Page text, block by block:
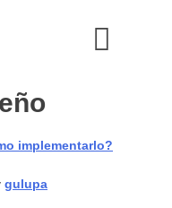
implementarlo?
gulupa